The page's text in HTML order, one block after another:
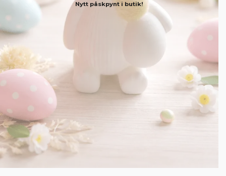
Nytt påskpynt i butik!